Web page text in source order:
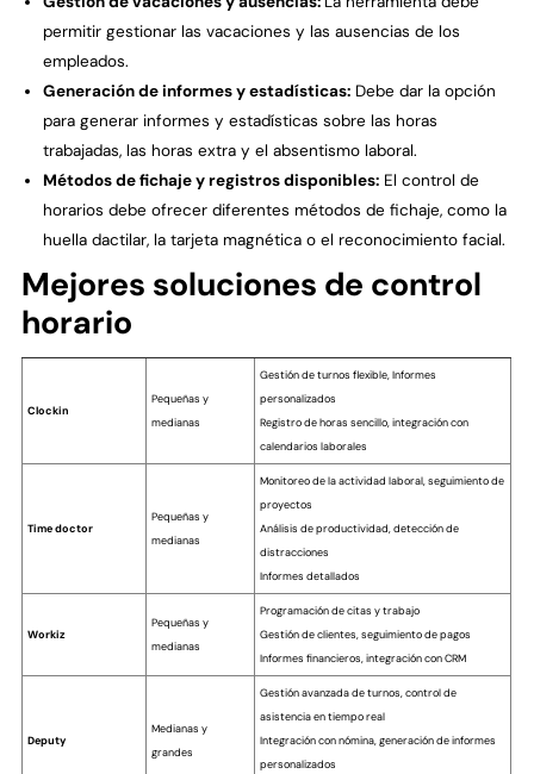
permitir gestionar las vacaciones y las ausencias de los
empleados.
Generación de informes y estadísticas: Debe dar la opción
para generar informes y estadísticas sobre las horas
trabajadas, las horas extra y el absentismo laboral.
Métodos de fichaje y registros disponibles: El control de
horarios debe ofrecer diferentes métodos de fichaje, como la
huella dactilar, la tarjeta magnética o el reconocimiento facial.
Mejores soluciones de control
horario
Clockin
Pequeñas y
medianas
Gestión de turnos flexible, Informes
personalizados
Registro de horas sencillo, integración con
calendarios laborales
Time doctor
Pequeñas y
medianas
Monitoreo de la actividad laboral, seguimiento de
proyectos
Análisis de productividad, detección de
distracciones
Informes detallados
Workiz
Pequeñas y
medianas
Programación de citas y trabajo
Gestión de clientes, seguimiento de pagos
Informes financieros, integración con CRM
Deputy
Medianas y
grandes
Gestión avanzada de turnos, control de
asistencia en tiempo real
Integración con nómina, generación de informes
personalizados